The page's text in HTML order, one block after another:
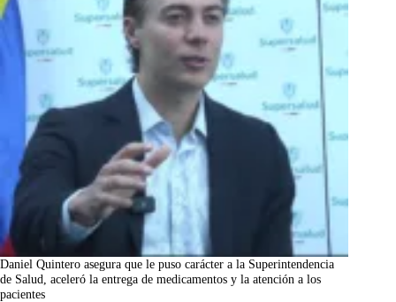
Daniel Quintero asegura que le puso carácter a la Superintendencia
de Salud, aceleró la entrega de medicamentos y la atención a los
pacientes